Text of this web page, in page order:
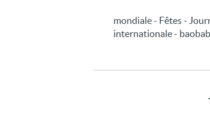
mondiale - Fêtes -
internationale - baobab